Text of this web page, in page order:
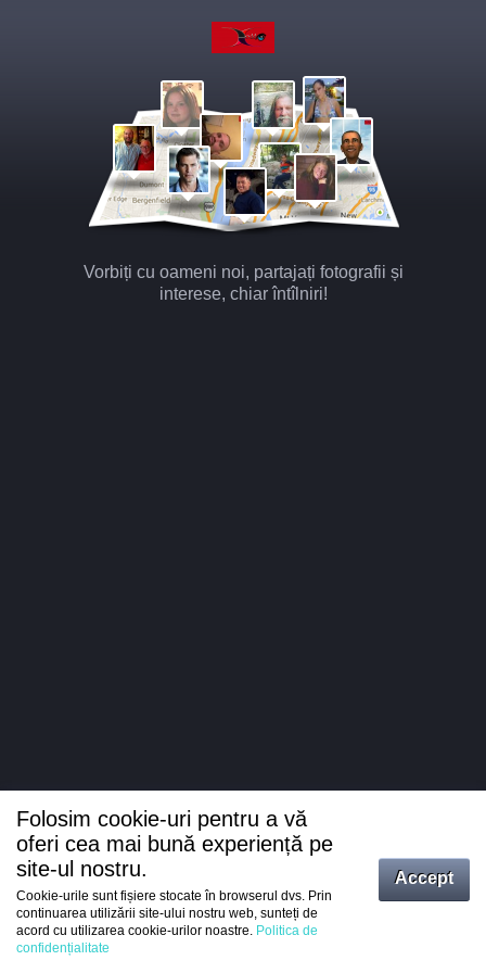
Vorbiți cu oameni noi, partajați fotografii și
interese, chiar întîlniri!
Intrați
Folosim cookie-uri pentru a vă
oferi cea mai bună experiență pe
site-ul nostru.
Cookie-urile sunt fișiere stocate în browserul dvs. Prin
continuarea utilizării site-ului nostru web, sunteți de
acord cu utilizarea cookie-urilor noastre. Politica de
confidențialitate
Accept